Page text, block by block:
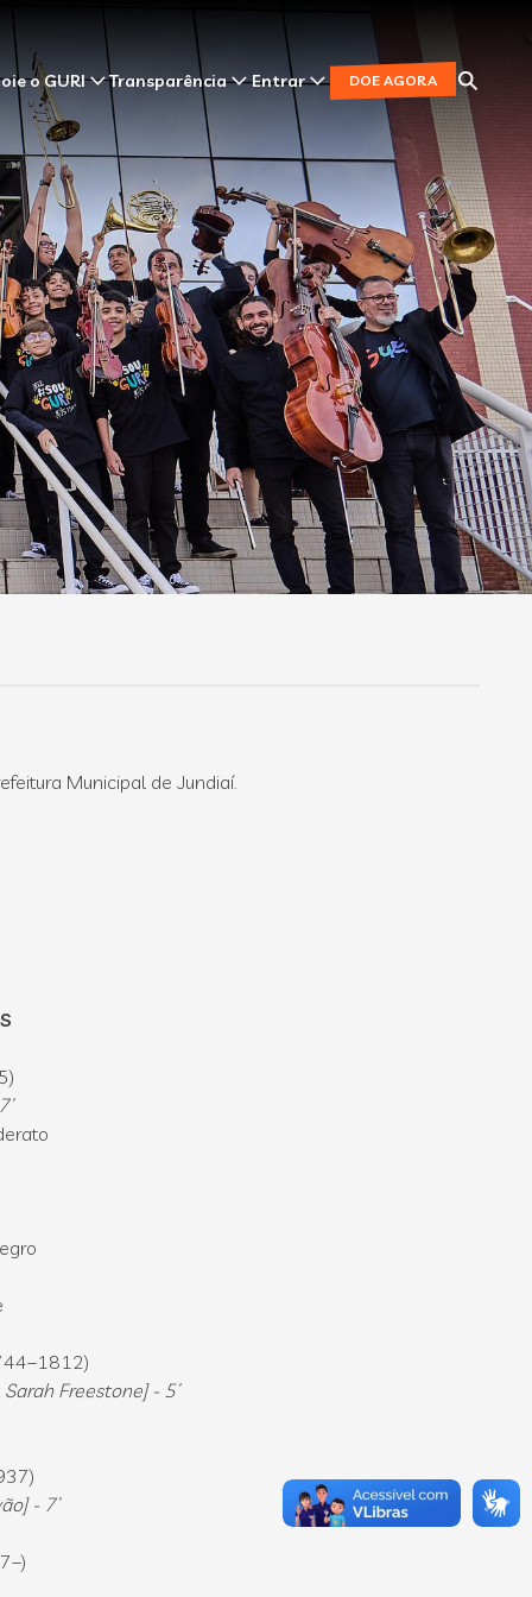
o GURI Transparência Entrar DOE AGORA
Municipal de Jundiaí.
Freestone] - 5’
- 7’